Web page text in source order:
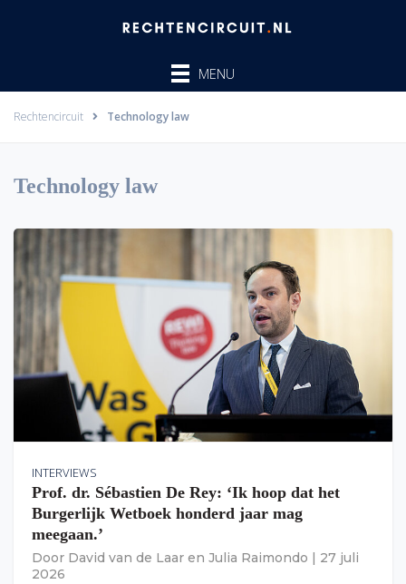
MENU
Rechtencircuit Technology law
Technology law
INTERVIEWS
Prof. dr. Sébastien De Rey: ‘Ik hoop dat het
Burgerlijk Wetboek honderd jaar mag
meegaan.’
Door David van de Laar en Julia Raimondo
27 juli
2026